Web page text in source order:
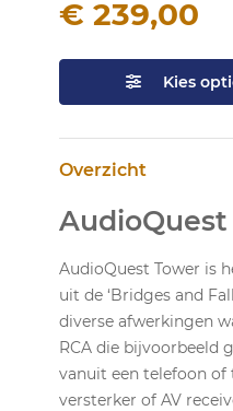
€ 239,00
Kies
Overzicht
AudioQuest
AudioQuest Tower is
uit de ‘Bridges and
diverse afwerkingen
RCA die bijvoorbeeld
vanuit een telefoon of
versterker of AV